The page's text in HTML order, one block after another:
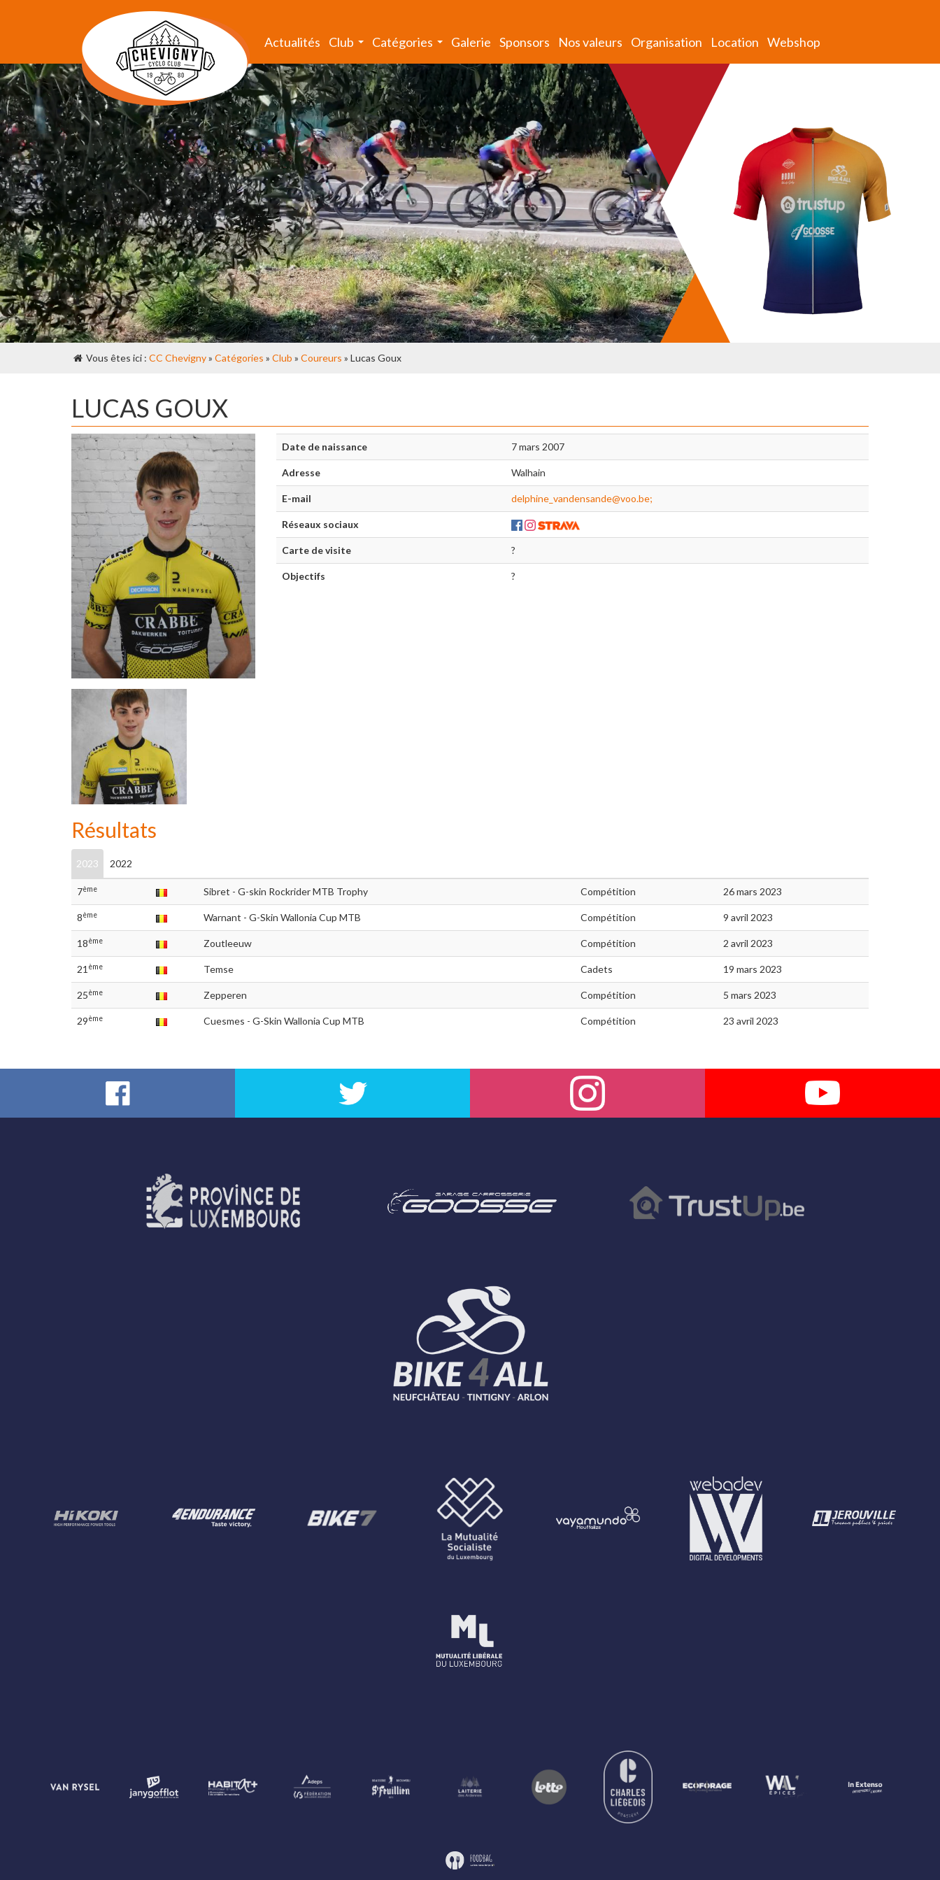
Actualités Club Catégories Galerie Sponsors Nos valeurs Organisation Location Webshop
Vous êtes ici : CC Chevigny» Catégories » Club » Coureurs » Lucas Goux
LUCAS GOUX
Date de naissance 7 mars 2007
Adresse Walhain
E-mail delphine_vandensande@voo.be;
Réseaux sociaux
Carte de visite ?
Objectifs ?
Résultats
2023 2022
7ème Sibret - G-skin Rockrider MTB Trophy Compétition 26 mars 2023
8ème Warnant - G-Skin Wallonia Cup MTB Compétition 9 avril 2023
18ème Zoutleeuw Compétition 2 avril 2023
21 ème Temse Cadets 19 mars 2023
25ème Zepperen Compétition 5 mars 2023
29ème Cuesmes - G-Skin Wallonia Cup MTB Compétition 23 avril 2023